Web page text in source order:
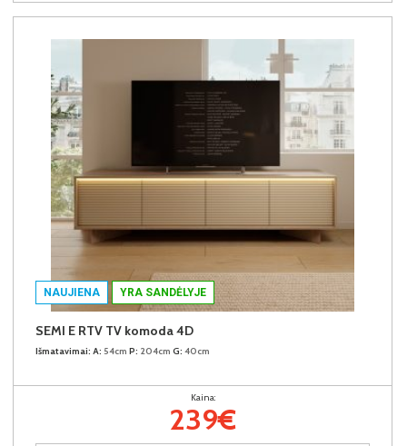
NAUJIENA YRA SANDĖLYJE
SEMI E RTV TV komoda 4D
Išmatavimai: A: 54cm P: 204cm G: 40cm
Kaina:
239€